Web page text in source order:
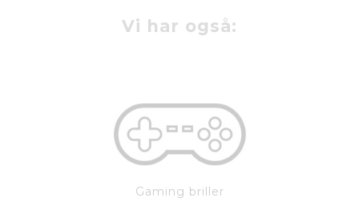
Vi har også:
Gaming briller